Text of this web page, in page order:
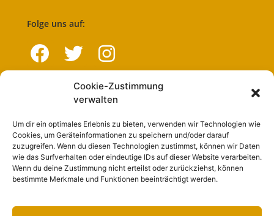
Cookie-Zustimmung
verwalten
Um dir ein optimales Erlebnis zu bieten, verwenden wir Technologien wie
Cookies, um Geräteinformationen zu speichern und/oder darauf
zuzugreifen. Wenn du diesen Technologien zustimmst, können wir Daten
wie das Surfverhalten oder eindeutige IDs auf dieser Website verarbeiten.
Wenn du deine Zustimmung nicht erteilst oder zurückziehst, können
bestimmte Merkmale und Funktionen beeinträchtigt werden.
Folge uns auf:
Navigation
Start
Nutzungsbedingungen
Abo